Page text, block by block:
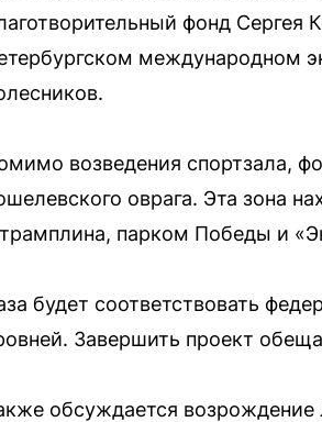
фонд Сергея
международном
возведения спортзала,
оврага. Эта зона
парком Победы и
будет соответствовать
Завершить проект
обсуждается